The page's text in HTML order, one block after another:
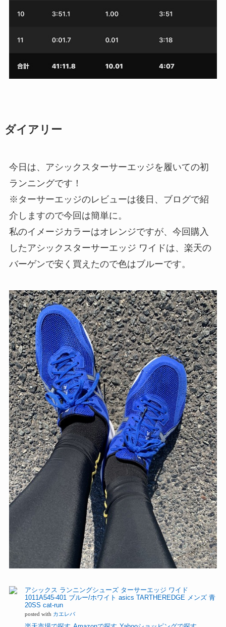
ダイアリー
今日は、アシックスターサーエッジを履いての初
ランニングです！
※ ターサーエッジのレビューは後日、ブログで紹
介しますので今回は簡単に。
私のイメージカラーはオレンジですが、今回購入
したアシックスターサーエッジ ワイドは、楽天の
バーゲンで安く買えたので色はブルーです。
アシックス ランニングシューズ ターサーエッジ ワイド
1011A545-401 ブルー/ホワイト asics TARTHEREDGE メンズ 青
20SS cat-run
posted with カエレバ